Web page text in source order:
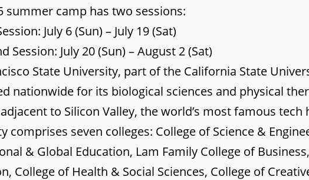
summer camp has two sessions:
July 6 (Sun) – July 19 (Sat)
Session: July 20 (Sun) – August 2 (Sat)
State University, part of the California State
nationwide for its biological sciences and physical
to Silicon Valley, the world’s most famous tech
comprises seven colleges: College of Science &
& Global Education, Lam Family College of
College of Health & Social Sciences, College of